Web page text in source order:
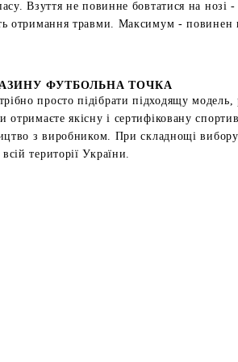
Взуття не повинне бовтатися на нозі
отримання травми. Максимум - повинен
ФУТБОЛЬНА ТОЧКА
просто підібрати підходящу модель,
якісну і сертифіковану
з виробником. При складнощі
території України.